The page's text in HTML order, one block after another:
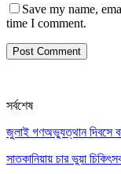
Save my name,
time I comment.
সর্বশেষ
জুলাই গণঅভ্যুত্থান দিবসে
সাতকানিয়ায় চার ভুয়া